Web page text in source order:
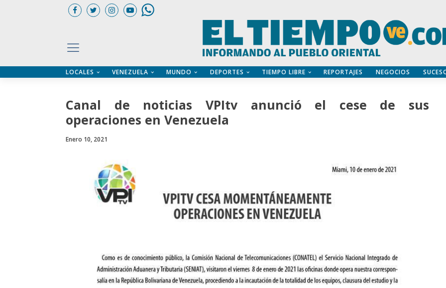
LOCALES VENEZUELA MUNDO DEPORTES TIEMPO LIBRE REPORTAJES NEGOCIOS
Canal de noticias VPItv anunció el cese de sus
operaciones en Venezuela
Enero 10, 2021